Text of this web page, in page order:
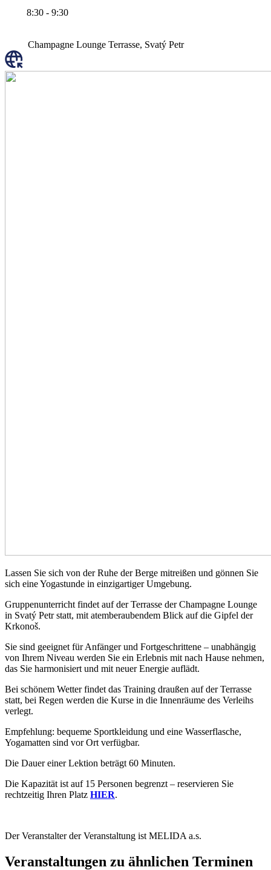
8:30 - 9:30
Champagne Lounge Terrasse, Svatý Petr
Lassen Sie sich von der Ruhe der Berge mitreißen und gönnen Sie
sich eine Yogastunde in einzigartiger Umgebung.
Gruppenunterricht findet auf der Terrasse der Champagne Lounge
in Svatý Petr statt, mit atemberaubendem Blick auf die Gipfel der
Krkonoš.
Sie sind geeignet für Anfänger und Fortgeschrittene – unabhängig
von Ihrem Niveau werden Sie ein Erlebnis mit nach Hause nehmen,
das Sie harmonisiert und mit neuer Energie auflädt.
Bei schönem Wetter findet das Training draußen auf der Terrasse
statt, bei Regen werden die Kurse in die Innenräume des Verleihs
verlegt.
Empfehlung: bequeme Sportkleidung und eine Wasserflasche,
Yogamatten sind vor Ort verfügbar.
Die Dauer einer Lektion beträgt 60 Minuten.
Die Kapazität ist auf 15 Personen begrenzt – reservieren Sie
rechtzeitig Ihren Platz HIER.
Der Veranstalter der Veranstaltung ist MELIDA a.s.
Veranstaltungen zu ähnlichen Terminen